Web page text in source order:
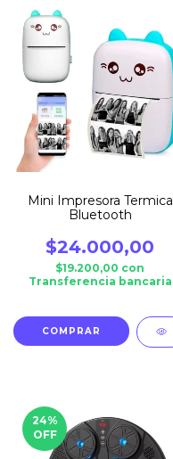
Mini Impresora Termica
Bluetooth
$24.000,00
$19.200,00 con
Transferencia bancaria
COMPRAR
24%
OFF